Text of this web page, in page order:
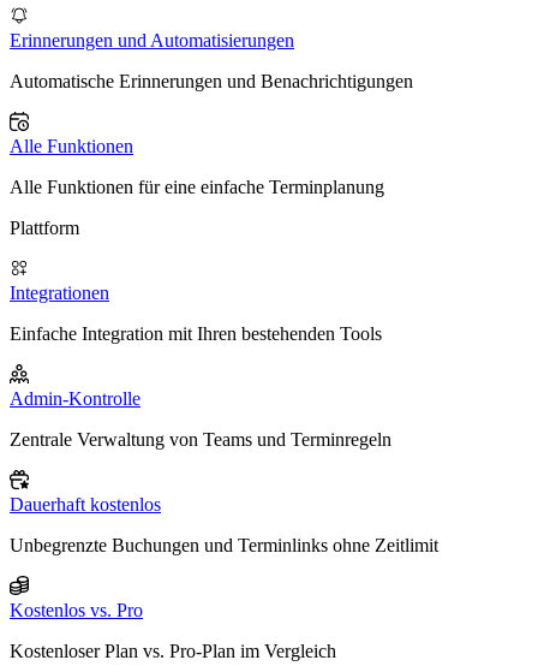
Erinnerungen und Automatisierungen
Automatische Erinnerungen und Benachrichtigungen
Alle Funktionen
Alle Funktionen für eine einfache Terminplanung
Plattform
Integrationen
Einfache Integration mit Ihren bestehenden Tools
Admin-Kontrolle
Zentrale Verwaltung von Teams und Terminregeln
Dauerhaft kostenlos
Unbegrenzte Buchungen und Terminlinks ohne Zeitlimit
Kostenlos vs. Pro
Kostenloser Plan vs. Pro-Plan im Vergleich